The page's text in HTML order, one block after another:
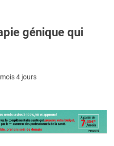
génique qui
4 jours